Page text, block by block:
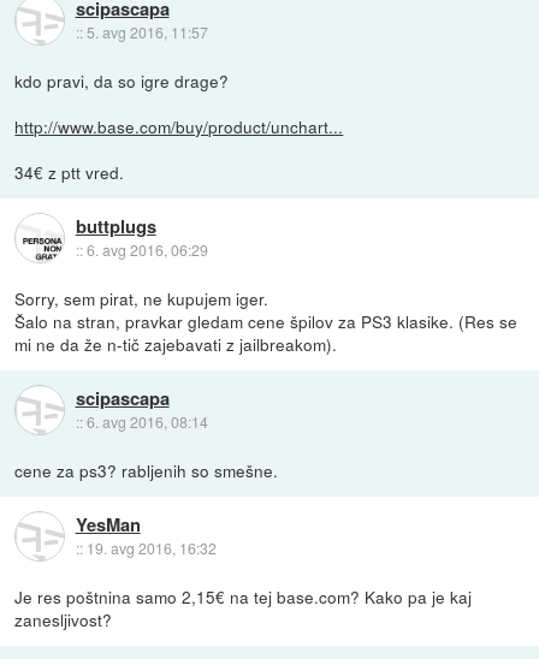
scipascapa
:: 5. avg 2016, 11:57
kdo pravi, da so igre drage?
http://www.base.com/buy/product/unchart...
34€ z ptt vred.
buttplugs
::6. avg 2016, 06:29
Sorry, sem pirat, ne kupujem iger.
Šalo na stran, pravkar gledam cene špilov za PS3 klasike. (Res se
mi ne da že n-tič zajebavati z jailbreakom).
scipascapa
::6. avg 2016, 08:14
cene za ps3? rabljenih so smešne.
YesMan
:: 19. avg 2016, 16:32
Je res poštnina samo 2,15€ na tej base.com? Kako pa je kaj
zanesljivost?